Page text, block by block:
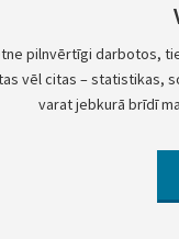
sekojošā
un
veikt līdz
pilnvērtīgi darbotos,
vēl citas – statistikas,
varat jebkurā brīdī